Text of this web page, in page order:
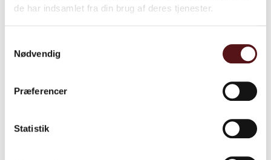
de har indsamlet fra din brug af deres tjenester.
Nødvendig
Præferencer
Statistik
Se alle cases